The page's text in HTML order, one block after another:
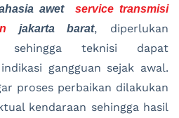
awet service transmisi
jakarta barat, diperlukan
sehingga teknisi dapat
gangguan sejak awal.
proses perbaikan dilakukan
kendaraan sehingga hasil